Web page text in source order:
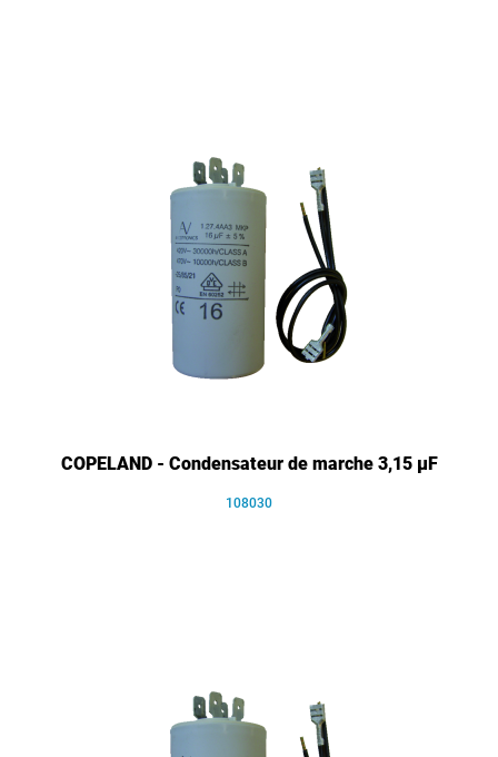
COPELAND - Condensateur de marche 3,15 µF
108030